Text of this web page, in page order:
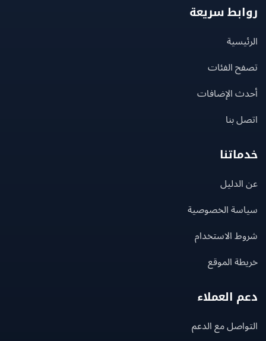
سريعة
الفئات
الإضافات
بنا
الخصوصية
الاستخدام
الموقع
العملاء
مع الدعم